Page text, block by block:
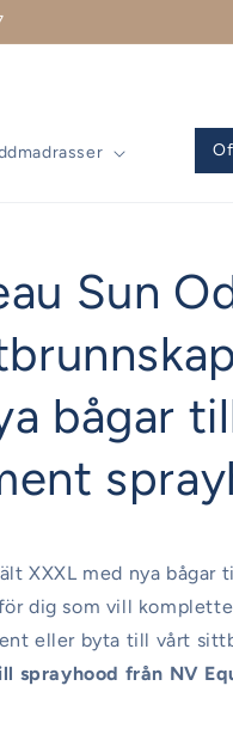
Sun
bågar
XXXL med nya bågar
dig som vill
eller byta till vårt
sprayhood från NV